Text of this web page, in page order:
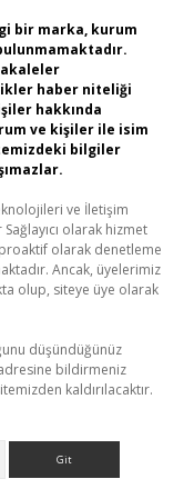
bir marka, kurum
haber niteliği
hakkında
ve kişiler ile isim
bilgiler
ve İletişim
olarak hizmet
olarak denetleme
Ancak, üyelerimiz
olup, siteye üye olarak
düşündüğünüz
bildirmeniz
kaldırılacaktır.